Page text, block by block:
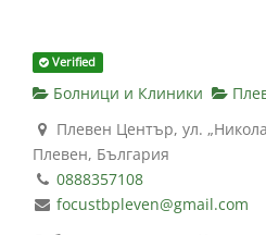
Verified
Болници и Клиники
Плевен Център, ул.
Плевен, България
0888357108
focustbpleven@gmail.com